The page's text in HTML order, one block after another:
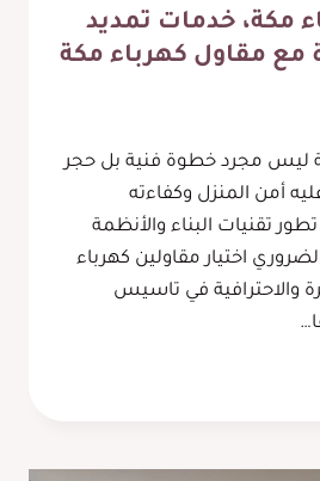
مكة، خدمات تمديد
مع مقاول كهرباء مكة
ليس مجرد خطوة فنية بل حجر
أمن المنزل وكفاءته
تقنيات البناء والأنظمة
اختيار مقاولين كهرباء
والاحترافية في تاسيس